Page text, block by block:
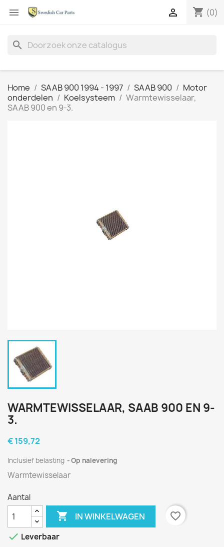
 shopping_cart (0)

search
Home SAAB 900 1994 - 1997 SAAB 900
Motor
onderdelen
Koelsysteem
Warmtewisselaar,
SAAB 900 en 9-3.
WARMTEWISSELAAR, SAAB 900 EN 9-
3.
€ 159,72
Inclusief belasting Op nalevering
Warmtewisselaar
Aantal
 IN WINKELWAGEN
favorite_border
 Leverbaar